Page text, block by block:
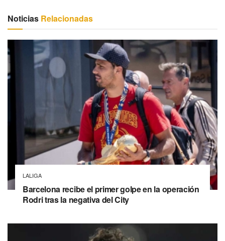
Noticias Relacionadas
LALIGA
Barcelona recibe el primer golpe en la operación
Rodri tras la negativa del City